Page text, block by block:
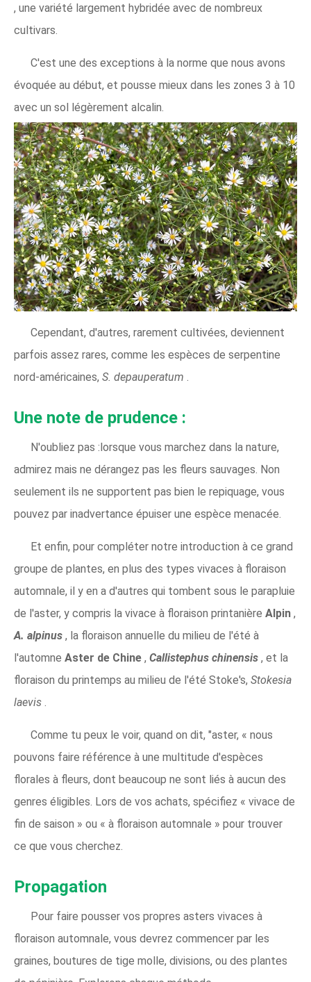
, une variété largement hybridée avec de nombreux
cultivars.
C'est une des exceptions à la norme que nous avons
évoquée au début, et pousse mieux dans les zones 3 à 10
avec un sol légèrement alcalin.
Cependant, d'autres, rarement cultivées, deviennent
parfois assez rares, comme les espèces de serpentine
nord-américaines, S. depauperatum
Une note de prudence :
N'oubliez pas :lorsque vous marchez dans la nature,
admirez mais ne dérangez pas les fleurs sauvages. Non
seulement ils ne supportent pas bien le repiquage, vous
pouvez par inadvertance épuiser une espèce menacée.
Et enfin, pour compléter notre introduction à ce grand
groupe de plantes, en plus des types vivaces à floraison
automnale, il y en a d'autres qui tombent sous le parapluie
de l'aster, y compris la vivace à floraison printanière Alpin ,
A. alpinus , la floraison annuelle du milieu de l'été à
l'automne Aster de Chine , Callistephus chinensis , et la
floraison du printemps au milieu de l'été Stoke's, Stokesia
laevis
Comme tu peux le voir, quand on dit, "aster, « nous
pouvons faire référence à une multitude d'espèces
florales à fleurs, dont beaucoup ne sont liés à aucun des
genres éligibles. Lors de vos achats, spécifiez « vivace de
fin de saison » ou « à floraison automnale » pour trouver
ce que vous cherchez.
Propagation
Pour faire pousser vos propres asters vivaces à
floraison automnale, vous devrez commencer par les
graines, boutures de tige molle, divisions, ou des plantes